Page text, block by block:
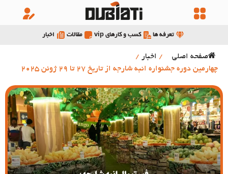
تعرفه ها کسب و کارهای vip مقالات اخبار
صفحه اصلی / اخبار /
چهارمین دوره جشنواره انبه شارجه از تاریخ 27 تا 29 ژوئن 2025